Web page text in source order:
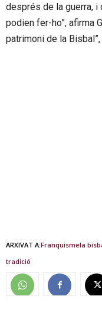
després de la guerra,
podien fer-ho”, afirma
patrimoni de la
ARXIVAT A:Franquismela
tradició